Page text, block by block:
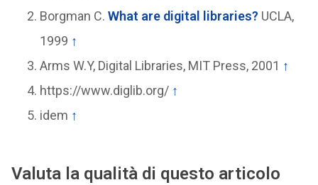
Borgman C. What are digital libraries? UCLA,
1999 ↑
Arms W.Y, Digital Libraries, MIT Press, 2001 ↑
https://www.diglib.org/ ↑
idem ↑
Valuta la qualità di questo articolo